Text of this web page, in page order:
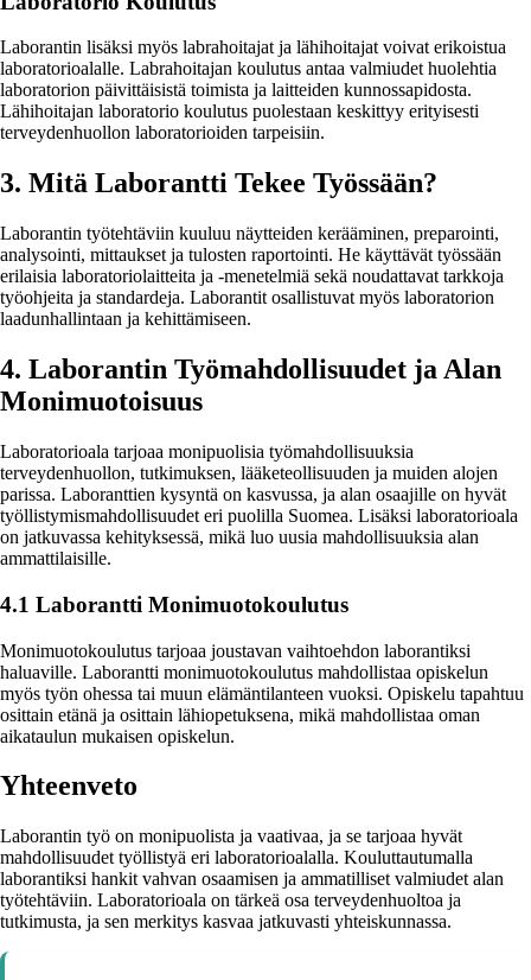
Laborantin lisäksi myös labrahoitajat ja lähihoitajat voivat erikoistua
laboratorioalalle. Labrahoitajan koulutus antaa valmiudet huolehtia
laboratorion päivittäisistä toimista ja laitteiden kunnossapidosta.
Lähihoitajan laboratorio koulutus puolestaan keskittyy erityisesti
terveydenhuollon laboratorioiden tarpeisiin.
3. Mitä Laborantti Tekee Työssään?
Laborantin työtehtäviin kuuluu näytteiden kerääminen, preparointi,
analysointi, mittaukset ja tulosten raportointi. He käyttävät työssään
erilaisia laboratoriolaitteita ja -menetelmiä sekä noudattavat tarkkoja
työohjeita ja standardeja. Laborantit osallistuvat myös laboratorion
laadunhallintaan ja kehittämiseen.
4. Laborantin Työmahdollisuudet ja Alan
Monimuotoisuus
Laboratorioala tarjoaa monipuolisia työmahdollisuuksia
terveydenhuollon, tutkimuksen, lääketeollisuuden ja muiden alojen
parissa. Laboranttien kysyntä on kasvussa, ja alan osaajille on hyvät
työllistymismahdollisuudet eri puolilla Suomea. Lisäksi laboratorioala
on jatkuvassa kehityksessä, mikä luo uusia mahdollisuuksia alan
ammattilaisille.
4.1 Laborantti Monimuotokoulutus
Monimuotokoulutus tarjoaa joustavan vaihtoehdon laborantiksi
haluaville. Laborantti monimuotokoulutus mahdollistaa opiskelun
myös työn ohessa tai muun elämäntilanteen vuoksi. Opiskelu tapahtuu
osittain etänä ja osittain lähiopetuksena, mikä mahdollistaa oman
aikataulun mukaisen opiskelun.
Yhteenveto
Laborantin työ on monipuolista ja vaativaa, ja se tarjoaa hyvät
mahdollisuudet työllistyä eri laboratorioalalla. Kouluttautumalla
laborantiksi hankit vahvan osaamisen ja ammatilliset valmiudet alan
työtehtäviin. Laboratorioala on tärkeä osa terveydenhuoltoa ja
tutkimusta, ja sen merkitys kasvaa jatkuvasti yhteiskunnassa.